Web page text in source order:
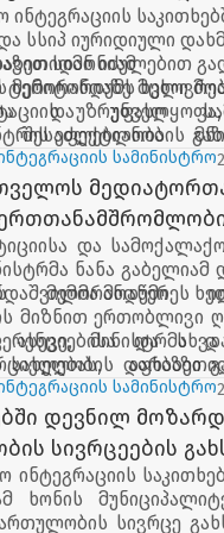
სსიპ იურიდიული
სიმონიამ
ხელი
იძულებით
ეფექტიანობის
ცნობიერების
რეალიზაციის
მხარდაჭერა.
და უფასო
სამინისტრო
და
ნანა გაბელიამ
მოაწერეს
მემორანდუმი
მიზნით ერთობლივი
და სხვა
შესახებ
გადაწყვეტის
ასევე, მინისტრმა
დარბაზი
სამინისტრო
დევნილ
სივრცეების
ინტეგრაციის
ხონის
სივრცე